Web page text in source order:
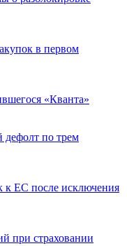
в первом
«Кванта»
дефолт по трем
к ЕС после исключения
при страховании